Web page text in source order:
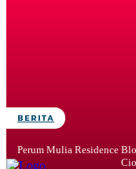
BERITA
Perum Mulia Residence